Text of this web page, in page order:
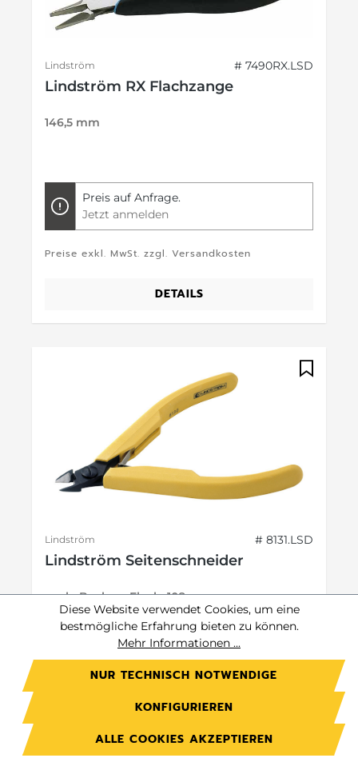
Lindström # 7490RX.LSD
Lindström RX Flachzange
146,5 mm
Preis auf Anfrage.
Jetzt anmelden
Preise exkl. MwSt. zzgl. Versandkosten
DETAILS
Lindström # 8131.LSD
Lindström Seitenschneider
ovale Backen, Flush, 108 mm
Preis auf Anfrage.
Diese Website verwendet Cookies, um eine
bestmögliche Erfahrung bieten zu können.
Mehr Informationen ...
NUR TECHNISCH NOTWENDIGE
KONFIGURIEREN
ALLE COOKIES AKZEPTIEREN